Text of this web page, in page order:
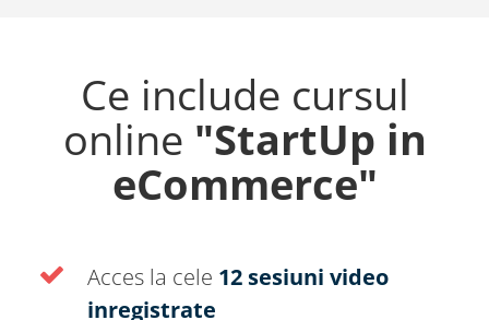
Ce include cursul
online "StartUp in
eCommerce"
Acces la cele 12 sesiuni video
inregistrate